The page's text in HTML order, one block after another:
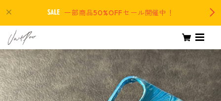
一部商品50%OFFセール開催中！